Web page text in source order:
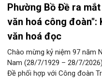
Phường Bồ Đề ra
văn hoá công đoàn":
văn hoá đọc
Chào mừng kỷ niệm 97 năm
Nam (28/7/1929 – 28/7/
Đề phối hợp với Công đoàn